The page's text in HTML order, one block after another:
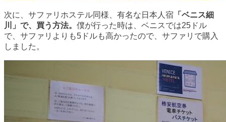
次に、サファリホステル同様、有名な日本人宿 「ベニス細
川」で、買う方法。 僕が行った時は、ベニスでは25ドル
で、サファリよりも5ドルも高かったので、サファリで購入
しました。